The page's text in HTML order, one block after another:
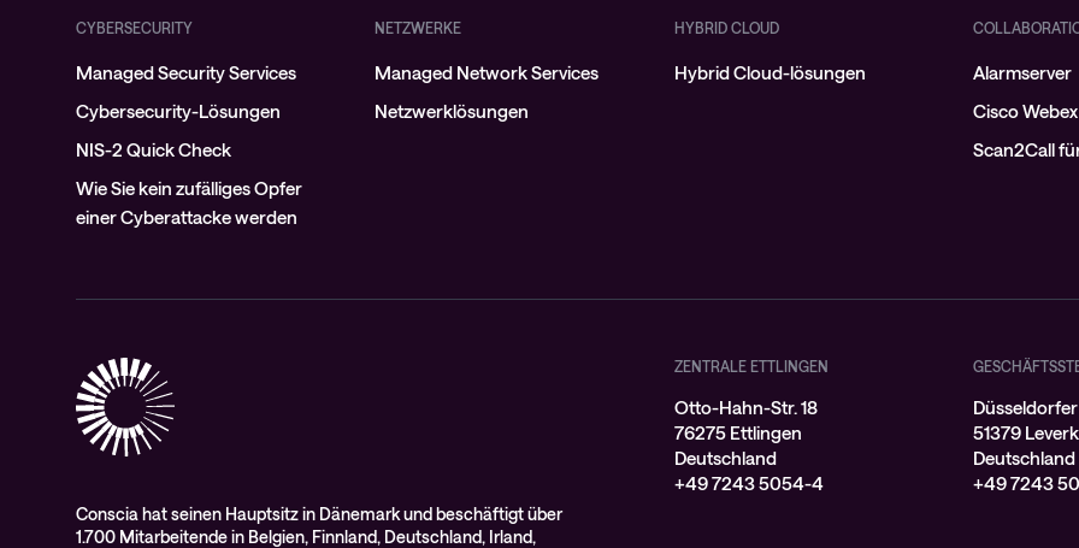
CYBERSECURITY
Managed Security Services
Cybersecurity-Lösungen
NIS-2 Quick Check
Wie Sie kein zufälliges Opfer
einer Cyberattacke werden
NETZWERKE
Managed Network Services
Netzwerklösungen
HYBRID CLOUD
Hybrid Cloud-lösungen
Alarmserver
Cisco Webex
Scan2Call
Conscia hat seinen Hauptsitz in Dänemark und beschäftigt über
1.700 Mitarbeitende in Belgien, Finnland, Deutschland, Irland,
ZENTRALE ETTLINGEN
Otto-Hahn-Str. 18
76275 Ettlingen
Deutschland
+49 7243 5054-4
51379
Deutschland
+49 7243